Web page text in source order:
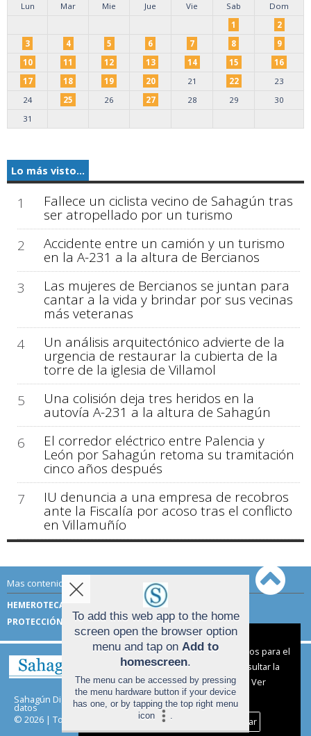
Lun
Mar Mie Jue Vie Sab
Dom
1
2
3
4 5 6 7 8
9
10
11 12 13 14 15
16
17
18 19 20 21 22
23
24
25 26 27 28 29
30
31
Lo más visto...
1 Fallece un ciclista vecino de Sahagún tras
ser atropellado por un turismo
2
Accidente entre un camión y un turismo
en la A-231 a la altura de Bercianos
3
Las mujeres de Bercianos se juntan para
cantar a la vida y brindar por sus vecinas
más veteranas
4
Un análisis arquitectónico advierte de la
urgencia de restaurar la cubierta de la
torre de la iglesia de Villamol
5
Una colisión deja tres heridos en la
autovía A-231 a la altura de Sahagún
6
El corredor eléctrico entre Palencia y
León por Sahagún retoma su tramitación
cinco años después
7
IU denuncia a una empresa de recobros
ante la Fiscalía por acoso tras el conflicto
en Villamuñío
Mas contenido de Sahagún Digital:
HEMEROTECA
TÉRMINOS DE USO
PROTECCIÓN DE DATOS
Sahagún Digital | Términos de uso|Protección de
datos
© 2026 | Todos los derechos reservados
Aviso sobre el Uso de cookies:
Utilizamos cookies nuestras y de terceros para el
funcionamiento del digital. Puedes consultar la
lista de cookies y como desconectarlas.
Ver
nuestra Política de Privacidad y Cookies
Aceptar Cookies
Personalizar
To add this web app to the home
screen open the browser option
menu and tap on Add to
homescreen.
The menu can be accessed by pressing
the menu hardware button if your device
has one, or by tapping the top right menu
icon
.